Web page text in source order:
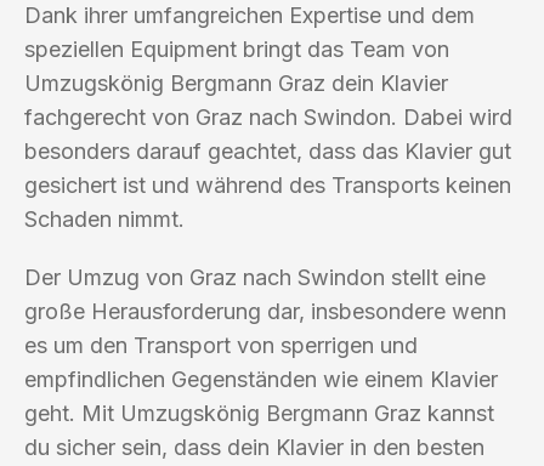
Dank ihrer umfangreichen Expertise und dem
speziellen Equipment bringt das Team von
Umzugskönig Bergmann Graz dein Klavier
fachgerecht von Graz nach Swindon. Dabei wird
besonders darauf geachtet, dass das Klavier gut
gesichert ist und während des Transports keinen
Schaden nimmt.
Der Umzug von Graz nach Swindon stellt eine
große Herausforderung dar, insbesondere wenn
es um den Transport von sperrigen und
empfindlichen Gegenständen wie einem Klavier
geht. Mit Umzugskönig Bergmann Graz kannst
du sicher sein, dass dein Klavier in den besten